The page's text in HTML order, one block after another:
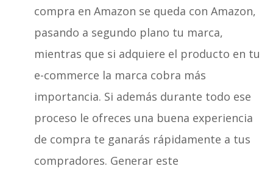
compra en Amazon se queda con Amazon,
pasando a segundo plano tu marca,
mientras que si adquiere el producto en tu
e-commerce la marca cobra más
importancia. Si además durante todo ese
proceso le ofreces una buena experiencia
de compra te ganarás rápidamente a tus
compradores. Generar este